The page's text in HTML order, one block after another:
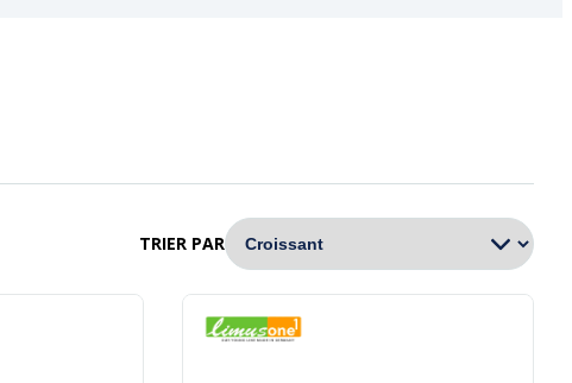
TRIER PAR